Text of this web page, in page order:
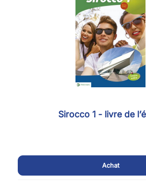
Sirocco 1 - livre de
Achat